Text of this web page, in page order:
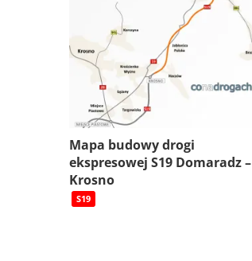
Mapa budowy drogi
ekspresowej S19 Domaradz –
Krosno
S19